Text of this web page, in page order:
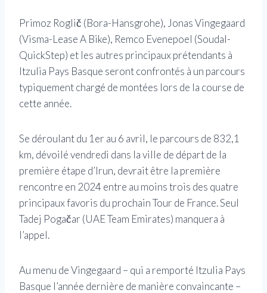
Primoz Roglič (Bora-Hansgrohe), Jonas Vingegaard
(Visma-Lease A Bike), Remco Evenepoel (Soudal-
QuickStep) et les autres principaux prétendants à
Itzulia Pays Basque seront confrontés à un parcours
typiquement chargé de montées lors de la course de
cette année.
Se déroulant du 1er au 6 avril, le parcours de 832,1
km, dévoilé vendredi dans la ville de départ de la
première étape d’Irun, devrait être la première
rencontre en 2024 entre au moins trois des quatre
principaux favoris du prochain Tour de France. Seul
Tadej Pogačar (UAE Team Emirates) manquera à
l’appel.
Au menu de Vingegaard – qui a remporté Itzulia Pays
Basque l’année dernière de manière convaincante –